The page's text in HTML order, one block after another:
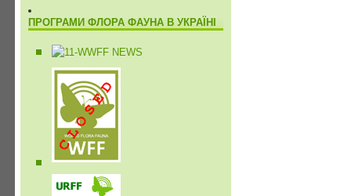
ПРОГРАМИ ФЛОРА ФАУНА В УКРАЇНІ